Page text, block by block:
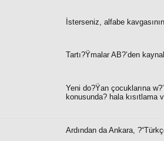
İsterseniz, alfabe
Tartı?Ÿmalar AB?’den
Yeni do?Ÿan çocuklarına
konusunda? hala kısıtlama
Ardından da Ankara, ?“